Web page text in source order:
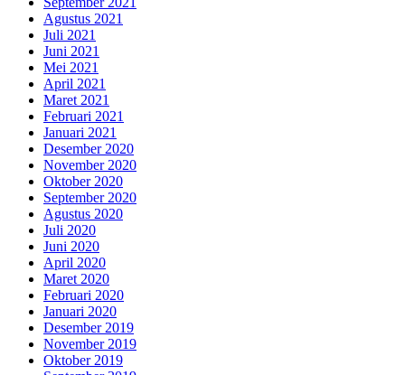
Agustus 2021
Juli 2021
Juni 2021
Mei 2021
April 2021
Maret 2021
Februari 2021
Januari 2021
Desember 2020
November 2020
Oktober 2020
September 2020
Agustus 2020
Juli 2020
Juni 2020
April 2020
Maret 2020
Februari 2020
Januari 2020
Desember 2019
November 2019
Oktober 2019